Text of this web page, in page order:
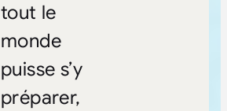
tout le
monde
puisse s’y
préparer,